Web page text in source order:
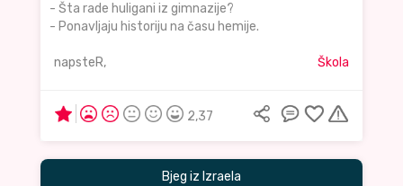
- Šta rade huligani iz gimnazije?
- Ponavljaju historiju na času hemije.
napsteR, Škola
2,37
Bjeg iz Izraela